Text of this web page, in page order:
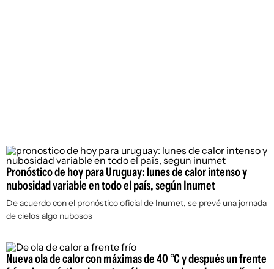
Pronóstico de hoy para Uruguay: lunes de calor intenso y
nubosidad variable en todo el país, según Inumet
De acuerdo con el pronóstico oficial de Inumet, se prevé una jornada
de cielos algo nubosos
Nueva ola de calor con máximas de 40 °C y después un frente